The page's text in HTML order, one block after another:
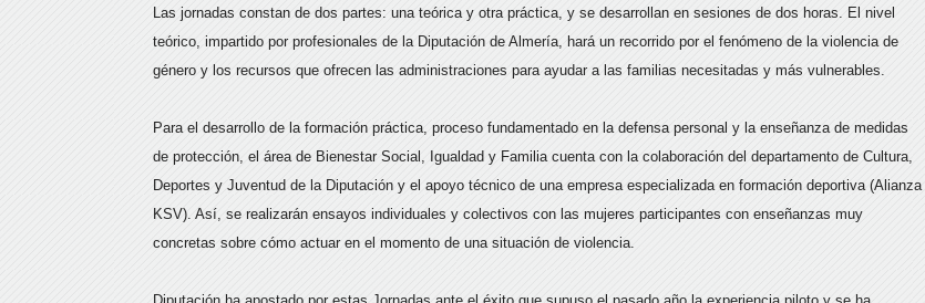
Las jornadas constan de dos partes: una teórica y otra práctica, y se desarrollan en sesiones de dos horas. El nivel
teórico, impartido por profesionales de la Diputación de Almería, hará un recorrido por el fenómeno de la violencia de
género y los recursos que ofrecen las administraciones para ayudar a las familias necesitadas y más vulnerables.
Para el desarrollo de la formación práctica, proceso fundamentado en la defensa personal y la enseñanza de medidas
de protección, el área de Bienestar Social, Igualdad y Familia cuenta con la colaboración del departamento de Cultura,
Deportes y Juventud de la Diputación y el apoyo técnico de una empresa especializada en formación deportiva (Alianza
KSV). Así, se realizarán ensayos individuales y colectivos con las mujeres participantes con enseñanzas muy
concretas sobre cómo actuar en el momento de una situación de violencia.